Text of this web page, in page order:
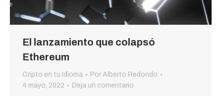
El lanzamiento que colapsó
Ethereum
Cripto en tu Idioma Por Alberto Redondo
4 mayo, 2022
Deja un comentario